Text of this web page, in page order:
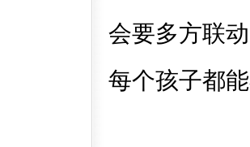
会要多方联
每个孩子都